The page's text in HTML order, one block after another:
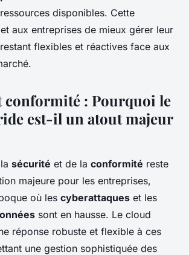
disponibles. Cette
aux entreprises de mieux gérer leur
flexibles et réactives face aux
conformité : Pourquoi le
est-il un atout majeur
sécurité et de la conformité reste
majeure pour les entreprises,
où les cyberattaques et les
sont en hausse. Le cloud
réponse robuste et flexible à ces
une gestion sophistiquée des